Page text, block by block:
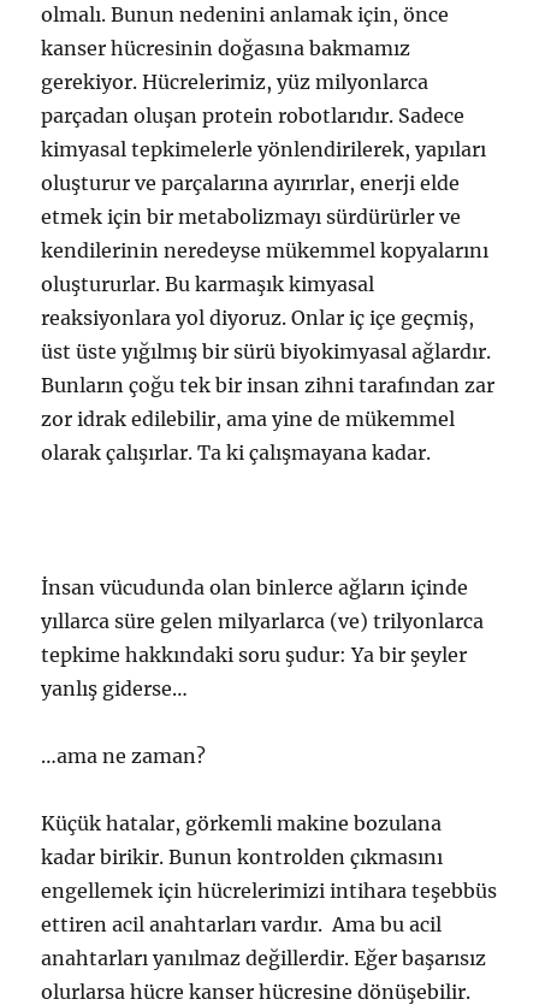
olmalı. Bunun nedenini anlamak için, önce
kanser hücresinin doğasına bakmamız
gerekiyor. Hücrelerimiz, yüz milyonlarca
parçadan oluşan protein robotlarıdır. Sadece
kimyasal tepkimelerle yönlendirilerek, yapıları
oluşturur ve parçalarına ayırırlar, enerji elde
etmek için bir metabolizmayı sürdürürler ve
kendilerinin neredeyse mükemmel kopyalarını
oluştururlar. Bu karmaşık kimyasal
reaksiyonlara yol diyoruz. Onlar iç içe geçmiş,
üst üste yığılmış bir sürü biyokimyasal ağlardır.
Bunların çoğu tek bir insan zihni tarafından zar
zor idrak edilebilir, ama yine de mükemmel
olarak çalışırlar. Ta ki çalışmayana kadar.
İnsan vücudunda olan binlerce ağların içinde
yıllarca süre gelen milyarlarca (ve) trilyonlarca
tepkime hakkındaki soru şudur: Ya bir şeyler
yanlış giderse…
…ama ne zaman?
Küçük hatalar, görkemli makine bozulana
kadar birikir. Bunun kontrolden çıkmasını
engellemek için hücrelerimizi intihara teşebbüs
ettiren acil anahtarları vardır. Ama bu acil
anahtarları yanılmaz değillerdir. Eğer başarısız
olurlarsa hücre kanser hücresine dönüşebilir.